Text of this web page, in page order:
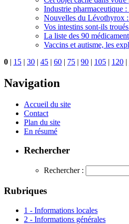
Industrie pharmaceutique
Nouvelles du Lévothyrox :
Vos intestins sont-ils
La liste des 90
Vaccins et autisme, les
0 | 15 | 30 | 45 | 60 | 75 | 90 | 105 | 120 |
Navigation
Accueil du site
Contact
Plan du site
En résumé
Rechercher
Rechercher :
Rubriques
1 - Informations locales
2 - Informations générales